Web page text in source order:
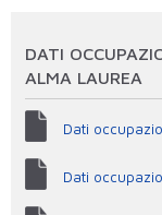
DATI
ALMA LAUREA
Dati
Dati